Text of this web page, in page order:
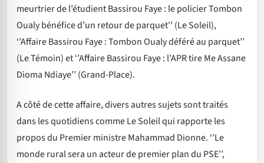
meurtrier de l’étudient Bassirou Faye : le policier Tombon
Oualy bénéfice d’un retour de parquet’’ (Le Soleil),
‘’Affaire Bassirou Faye : Tombon Oualy déféré au parquet’’
(Le Témoin) et ‘’Affaire Bassirou Faye : l’APR tire Me Assane
Dioma Ndiaye’’ (Grand-Place).
A côté de cette affaire, divers autres sujets sont traités
dans les quotidiens comme Le Soleil qui rapporte les
propos du Premier ministre Mahammad Dionne. ‘’Le
monde rural sera un acteur de premier plan du PSE’’,